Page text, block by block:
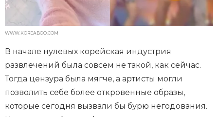
WWW.KOREABOO.COM
В начале нулевых корейская индустрия
развлечений была совсем не такой, как сейчас.
Тогда цензура была мягче, а артисты могли
позволить себе более откровенные образы,
которые сегодня вызвали бы бурю негодования.